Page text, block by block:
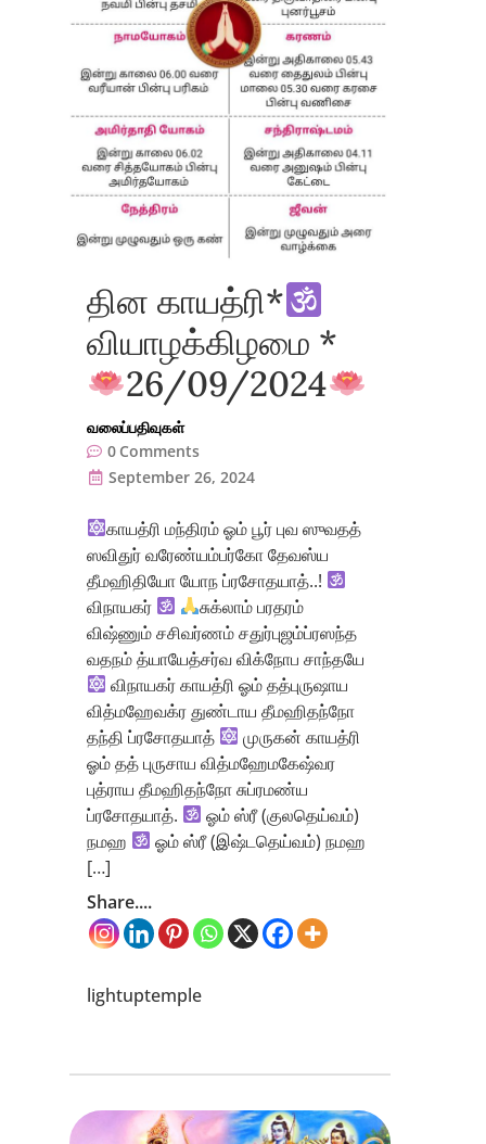
தின காயத்ரி*
வியாழக்கிழமை *
26/09/2024
வலைப்பதிவுகள்
0 Comments
September 26, 2024
காயத்ரி மந்திரம் ஓம் பூர் புவ ஸுவதத்
ஸவிதுர் வரேண்யம்பர்கோ தேவஸ்ய
தீமஹிதியோ யோந ப்ரசோதயாத்..!
விநாயகர்
சுக்லாம் பரதரம்
விஷ்ணும் சசிவர்ணம் சதுர்புஜம்ப்ரஸந்த
வதநம் த்யாயேத்சர்வ விக்நோப சாந்தயே
விநாயகர் காயத்ரி ஓம் தத்புருஷாய
வித்மஹேவக்ர துண்டாய தீமஹிதந்நோ
தந்தி ப்ரசோதயாத்
முருகன் காயத்ரி
ஓம் தத் புருசாய வித்மஹேமகேஷ்வர
புத்ராய தீமஹிதந்நோ சுப்ரமண்ய
ப்ரசோதயாத்.
ஓம் ஸ்ரீ (குலதெய்வம்)
நமஹ
ஓம் ஸ்ரீ (இஷ்டதெய்வம்) நமஹ
[…]
Share....
lightuptemple